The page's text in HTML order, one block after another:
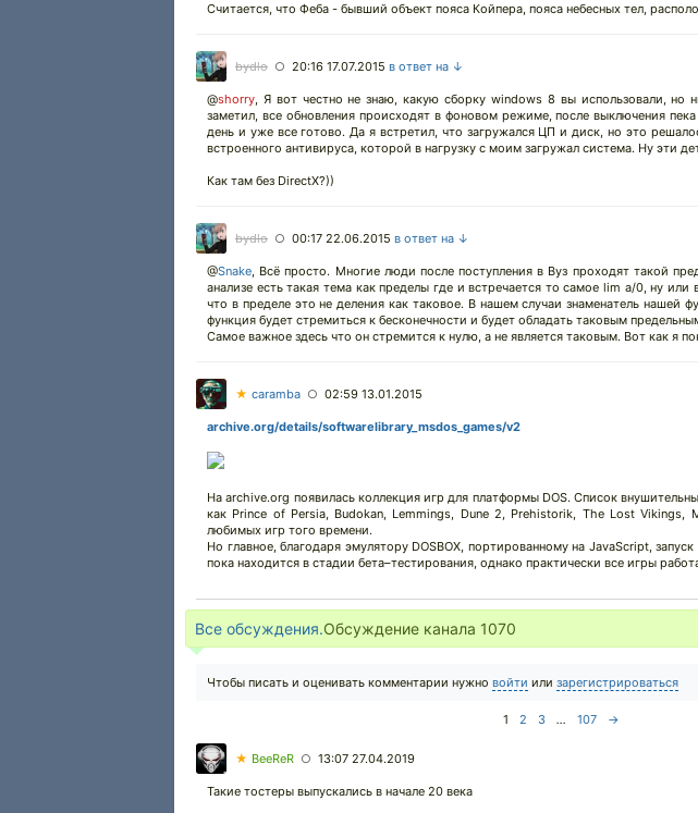
Считается, что Феба - бывший объект пояса Койпера, пояса небесных тел,
bydlo ○ 20:16 17.07.2015 в ответ на ↓
@shorry, Я вот честно не знаю, какую сборку windows 8 вы использовали, но
заметил, все обновления происходят в фоновом режиме, после выключения
день и уже все готово. Да я встретил, что загружался ЦП и диск, но это
встроенного антивируса, которой в нагрузку с моим загружал система. Ну эти
Как там без DirectX?))
bydlo ○ 00:17 22.06.2015 в ответ на ↓
@Snake, Всё просто. Многие люди после поступления в Вуз проходят такой
анализе есть такая тема как пределы где и встречается то самое lim a/0, ну
что в пределе это не деления как таковое. В нашем случаи знаменатель нашей
функция будет стремиться к бесконечности и будет обладать таковым
Самое важное здесь что он стремится к нулю, а не является таковым. Вот как я
★ caramba ○ 02:59 13.01.2015
archive.org/details/softwarelibrary_msdos_games/v2
На archive.org появилась коллекция игр для платформы DOS. Список
как Prince of Persia, Budokan, Lemmings, Dune 2, Prehistorik, The Lost Vikings,
любимых игр того времени.
Но главное, благодаря эмулятору DOSBOX, портированному на JavaScript,
пока находится в стадии бета–тестирования, однако практически все игры
Все обсуждения.Обсуждение канала 1070
Чтобы писать и оценивать комментарии нужно войти или зарегистрироваться
1 2 3 ... 107 →
★ BeeReR ○ 13:07 27.04.2019
Такие тостеры выпускались в начале 20 века